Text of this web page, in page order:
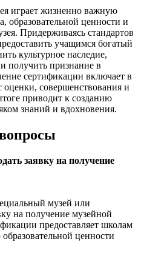
играет жизненно важную
образовательной ценности и
Придерживаясь стандартов
учащимся богатый
культурное наследие,
получить признание в
сертификации включает в
оценки, совершенствования и
приводит к созданию
знаний и вдохновения.
заявку на получение
музей или
на получение музейной
предоставляет школам
ценности